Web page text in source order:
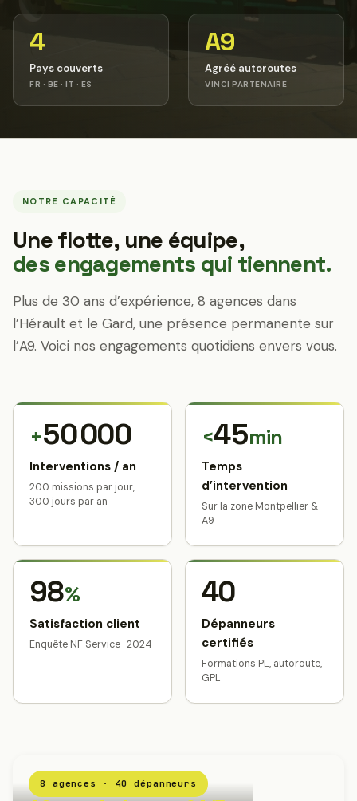
4
Pays couverts
FR · BE · IT · ES
A9
Agréé autoroutes
VINCI PARTENAIRE
NOTRE CAPACITÉ
Une flotte, une équipe,
des engagements qui tiennent.
Plus de 30 ans d’expérience, 8 agences dans
l’Hérault et le Gard, une présence permanente sur
l’A9. Voici nos engagements quotidiens envers vous.
+50 000
Interventions / an
200 missions par jour,
300 jours par an
<45min
Temps
d’intervention
Sur la zone Montpellier &
A9
98%
Satisfaction client
Enquête NF Service · 2024
40
Dépanneurs
certifiés
Formations PL, autoroute,
GPL
8 agences · 40 dépanneurs